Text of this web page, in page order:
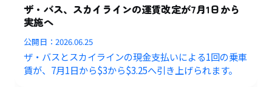
ザ・バス、スカイラインの運賃改定が7月1日から
実施へ
公開日：2026.06.25
ザ・バスとスカイラインの現金支払いによる1回の乗車
賃が、7月1日から$3から$3.25へ引き上げられます。